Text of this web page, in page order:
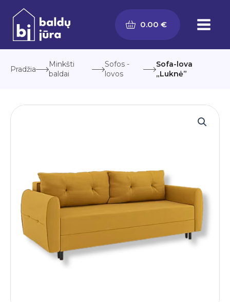
Pereiti
prie
turinio
0.00 €
Pradžia
Minkšti
baldai
Sofos -
lovos
Sofa-lova
„Luknė”